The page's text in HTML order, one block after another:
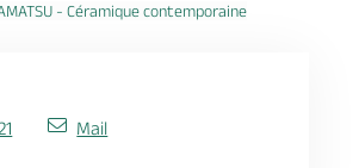
- Céramique contemporaine
Mail